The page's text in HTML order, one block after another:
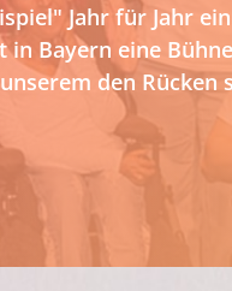
Jahr für Jahr
Bayern eine
den Rücken